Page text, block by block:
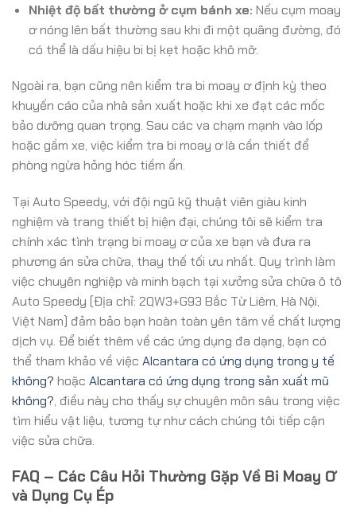
Nhiệt độ bất thường ở cụm bánh xe: Nếu cụm moay
ơ nóng lên bất thường sau khi đi một quãng đường, đó
có thể là dấu hiệu bi bị kẹt hoặc khô mỡ.
Ngoài ra, bạn cũng nên kiểm tra bi moay ơ định kỳ theo
khuyến cáo của nhà sản xuất hoặc khi xe đạt các mốc
bảo dưỡng quan trọng. Sau các va chạm mạnh vào lốp
hoặc gầm xe, việc kiểm tra bi moay ơ là cần thiết để
phòng ngừa hỏng hóc tiềm ẩn.
Tại Auto Speedy, với đội ngũ kỹ thuật viên giàu kinh
nghiệm và trang thiết bị hiện đại, chúng tôi sẽ kiểm tra
chính xác tình trạng bi moay ơ của xe bạn và đưa ra
phương án sửa chữa, thay thế tối ưu nhất. Quy trình làm
việc chuyên nghiệp và minh bạch tại xưởng sửa chữa ô tô
Auto Speedy (Địa chỉ: 2QW3+G93 Bắc Từ Liêm, Hà Nội,
Việt Nam) đảm bảo bạn hoàn toàn yên tâm về chất lượng
dịch vụ. Để biết thêm về các ứng dụng đa dạng, bạn có
thể tham khảo về việc Alcantara có ứng dụng trong y tế
không? hoặc Alcantara có ứng dụng trong sản xuất mũ
không?, điều này cho thấy sự chuyên môn sâu trong việc
tìm hiểu vật liệu, tương tự như cách chúng tôi tiếp cận
việc sửa chữa.
FAQ – Các Câu Hỏi Thường Gặp Về Bi Moay Ơ
và Dụng Cụ Ép